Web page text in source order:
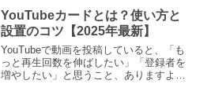
YouTubeカードとは？使い方と
設置のコツ【2025年最新】
YouTubeで動画を投稿していると、「も
っと再生回数を伸ばしたい」「登録者を
増やしたい」と思うこと、ありますよ